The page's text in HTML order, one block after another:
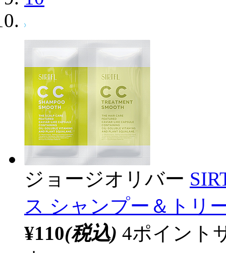
ジョージオリバー
ス シャンプー＆トリ
¥110(税込) 4ポイント